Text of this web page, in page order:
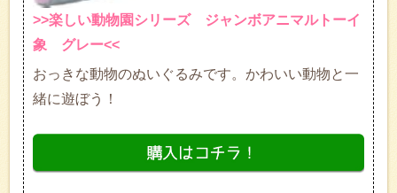
>>楽しい動物園シリーズ ジャンボアニマルトーイ
象 グレー<<
おっきな動物のぬいぐるみです。かわいい動物と一
緒に遊ぼう！